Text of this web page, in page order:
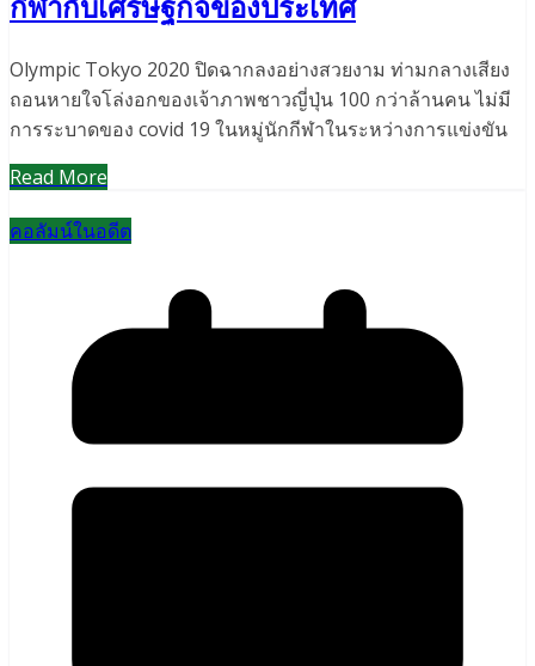
Olympic Tokyo 2020 ปิดฉากลงอย่างสวยงาม ท่ามกลางเสียง
ถอนหายใจโล่งอกของเจ้าภาพชาวญี่ปุ่น 100 กว่าล้านคน ไม่มี
การระบาดของ covid 19 ในหมู่นักกีฬาในระหว่างการแข่งขัน
Read More
คอลัมน์ในอดีต